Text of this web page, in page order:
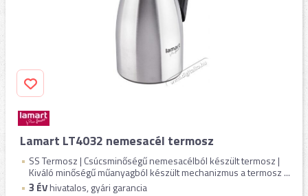
Lamart LT4032 nemesacél termosz
SS Termosz | Csúcsminőségű nemesacélból készült termosz |
Kiváló minőségű műanyagból készült mechanizmus a termosz ...
3 ÉVhivatalos, gyári garancia